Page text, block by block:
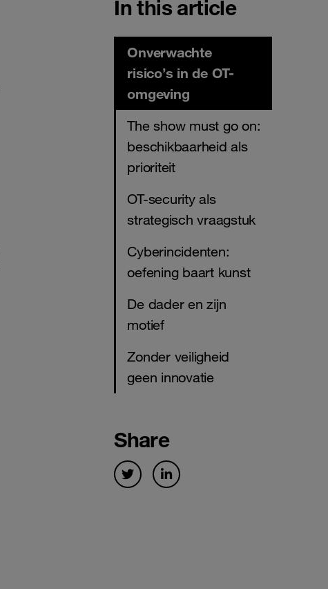
In this article
Onverwachte
risico’s in de OT-
omgeving
The show must go on:
beschikbaarheid als
prioriteit
OT-security als
strategisch vraagstuk
Cyberincidenten:
oefening baart kunst
De dader en zijn
motief
Zonder veiligheid
geen innovatie
Share